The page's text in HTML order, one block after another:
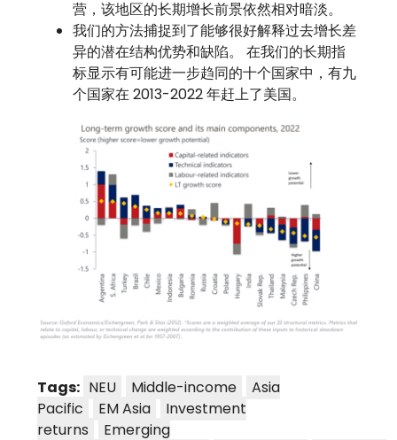
营，该地区的长期增长前景依然相对暗淡。
我们的方法捕捉到了能够很好解释过去增长差
异的潜在结构优势和缺陷。 在我们的长期指
标显示有可能进一步趋同的十个国家中，有九
个国家在 2013-2022 年赶上了美国。
Tags: NEU Middle-income
Asia
Pacific
EM Asia
Investment
returns
Emerging